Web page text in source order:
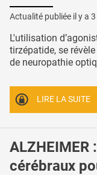
Actualité publiée il y a
L'utilisation
tirzépatide, se
de neuropathie
LIRE LA SUITE
ALZHEIMER
cérébraux